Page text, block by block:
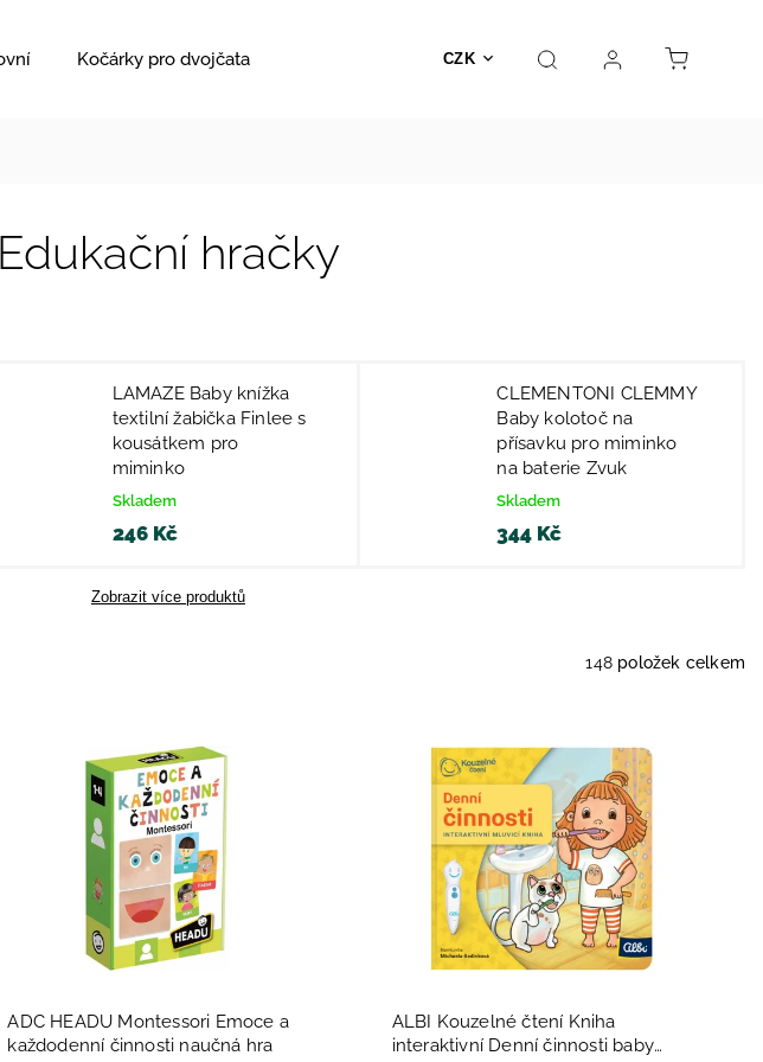
CZK
Kočárky pro dvojčata Hračky Prodejna Kontakt
Edukační hračky
LAMAZE Baby knížka
textilní žabička Finlee s
kousátkem pro
miminko
Skladem
246 Kč
CLEMENTONI CLEMMY
Baby kolotoč na
přísavku pro miminko
na baterie Zvuk
Skladem
344 Kč
Zobrazit více produktů
148 položek celkem
ADC HEADU Montessori Emoce a
každodenní činnosti naučná hra
ALBI Kouzelné čtení Kniha
interaktivní Denní činnosti baby